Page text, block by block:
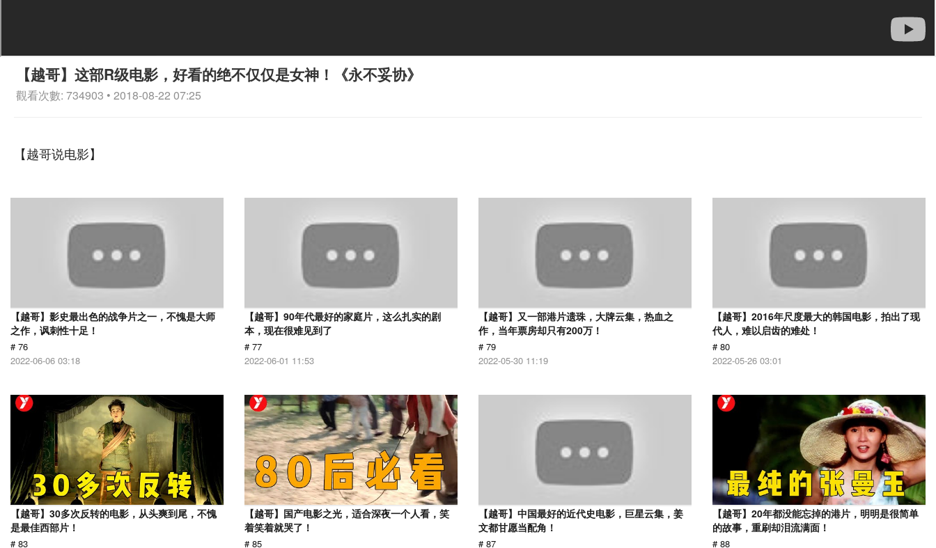
【越哥】这部R级电影，好看的绝不仅仅是女神！《永不妥协》
觀看次數: 734903 • 2018-08-22 07:25
【越哥说电影】
【越哥】影史最出色的战争片之一，不愧是大师
之作，讽刺性十足！
# 76
2022-06-06 03:18
【越哥】90年代最好的家庭片，这么扎实的剧
本，现在很难见到了
# 77
2022-06-01 11:53
【越哥】又一部港片遗珠，大牌云集，热血之
作，当年票房却只有200万！
# 79
2022-05-30 11:19
【越哥】2016年尺度最大的韩国电影，拍出了现
代人，难以启齿的难处！
# 80
2022-05-26 03:01
【越哥】30多次反转的电影，从头爽到尾，不愧
是最佳西部片！
# 83
【越哥】国产电影之光，适合深夜一个人看，笑
着笑着就哭了！
# 85
【越哥】中国最好的近代史电影，巨星云集，姜
文都甘愿当配角！
# 87
【越哥】20年都没能忘掉的港片，明明是很简单
的故事，重刷却泪流满面！
# 88